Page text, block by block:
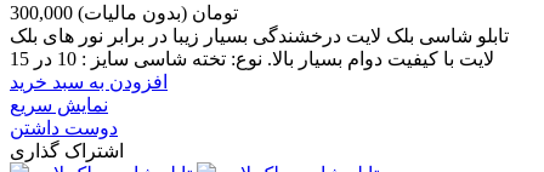
300,000 تومان (بدون مالیات)
تابلو شاسی بلک لایت درخشندگی بسیار زیبا در برابر نور های بلک
لایت با کیفیت دوام بسیار بالا. نوع: تخته شاسی سایز : 10 در 15
افزودن به سبد خرید
نمایش سریع
دوست داشتن
اشتراک گذاری